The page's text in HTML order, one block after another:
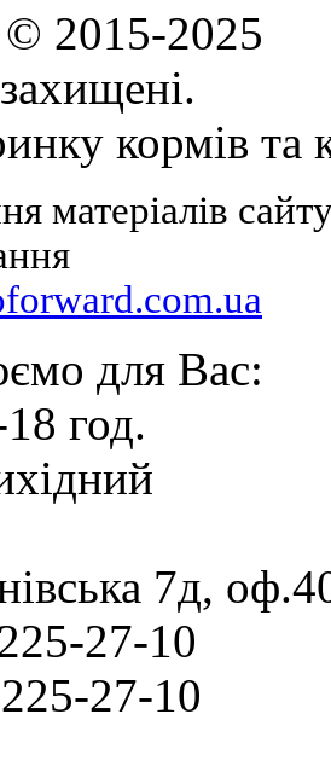
2015-2025
кормів та
матеріалів
для Вас:
год.
7д,
27-10
27-10